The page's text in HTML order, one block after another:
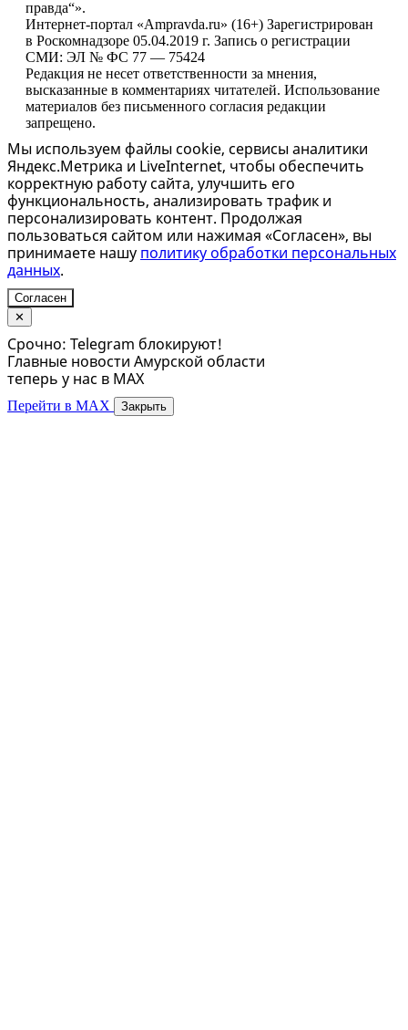
правда“».
Интернет-портал «Ampravda.ru» (16+) Зарегистрирован
в Роскомнадзоре 05.04.2019 г. Запись о регистрации
СМИ: ЭЛ № ФС 77 — 75424
Редакция не несет ответственности за мнения,
высказанные в комментариях читателей. Использование
материалов без письменного согласия редакции
запрещено.
Мы используем файлы cookie, сервисы аналитики
Яндекс.Метрика и LiveInternet, чтобы обеспечить
корректную работу сайта, улучшить его
функциональность, анализировать трафик и
персонализировать контент. Продолжая
пользоваться сайтом или нажимая «Согласен», вы
принимаете нашу политику обработки персональных
данных.
Согласен
✕
Срочно: Telegram блокируют!
Главные новости Амурской области
теперь у нас в MAX
Перейти в MAX Закрыть